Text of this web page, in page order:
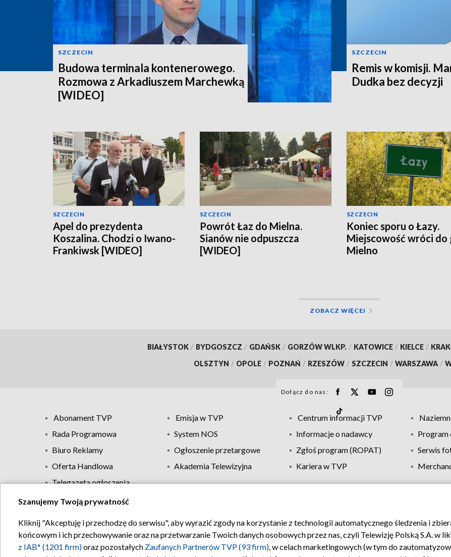
SZCZECIN
Budowa terminala kontenerowego.
Rozmowa z Arkadiuszem Marchewką
[WIDEO]
SZCZECIN
Remis w komisji.
Dudka bez decyzji
SZCZECIN
Apel do prezydenta
Koszalina. Chodzi o Iwano-
Frankiwsk [WIDEO]
SZCZECIN
Powrót Łaz do Mielna.
Sianów nie odpuszcza
[WIDEO]
SZCZECIN
Koniec sporu o Łazy.
Miejscowość wróci do
Mielno
ZOBACZ WIĘCEJ
BIAŁYSTOK / BYDGOSZCZ / GDAŃSK / GORZÓW WLKP. / KATOWICE / KIELCE /
OLSZTYN / OPOLE / POZNAŃ / RZESZÓW / SZCZECIN / WARSZAWA /
Dołącz do nas:
Abonament TVP Emisja w TVP Centrum informacji TVP
Rada Programowa
System NOS Informacje o nadawcy
Program
Biuro Reklamy
Ogłoszenie przetargowe Zgłoś program (ROPAT)
Serwis
Oferta Handlowa
Akademia Telewizyjna Kariera w TVP
Telegazeta ogłoszenia
Regulamin TVP Polityka prywatności Moje zgody Pomoc Biuro
Szanujemy Twoją prywatność
Kliknij "Akceptuję i przechodzę do serwisu", aby wyrazić zgody na korzystanie z technologii automatycznego śledzenia i
końcowym i ich przechowywanie oraz na przetwarzanie Twoich danych osobowych przez nas, czyli Telewizję Polską S.A. w
z IAB* (1201 firm)oraz pozostałych Zaufanych Partnerów TVP (93 firm), w celach marketingowych (w tym do